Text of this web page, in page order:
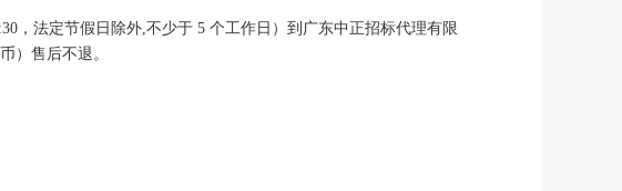
，法定节假日除外,不少于 5 个工作日）到广东中正招标代理有限
）售后不退。